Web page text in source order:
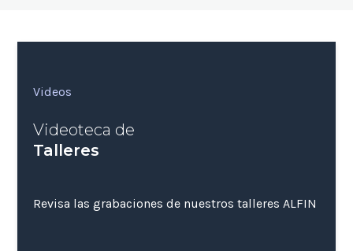
Videos
Videoteca de
Talleres
Revisa las grabaciones de nuestros talleres ALFIN